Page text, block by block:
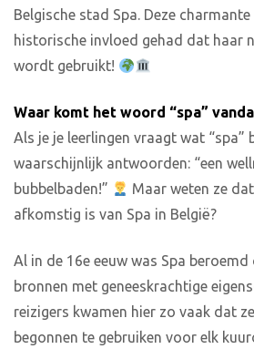
Belgische stad Spa. Deze
historische invloed gehad dat haar
wordt gebruikt!
Waar komt het woord “spa”
Als je je leerlingen vraagt wat “spa”
waarschijnlijk antwoorden: “een
bubbelbaden!”
Maar weten ze
afkomstig is van Spa in België?
Al in de 16e eeuw was Spa
bronnen met geneeskrachtige
reizigers kwamen hier zo vaak dat
begonnen te gebruiken voor elk